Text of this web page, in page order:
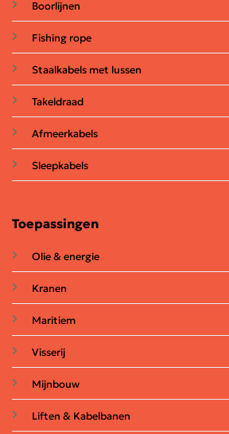
Boorlijnen
Fishing rope
Staalkabels met lussen
Takeldraad
Afmeerkabels
Sleepkabels
Toepassingen
Olie & energie
Kranen
Maritiem
Visserij
Mijnbouw
Liften & Kabelbanen